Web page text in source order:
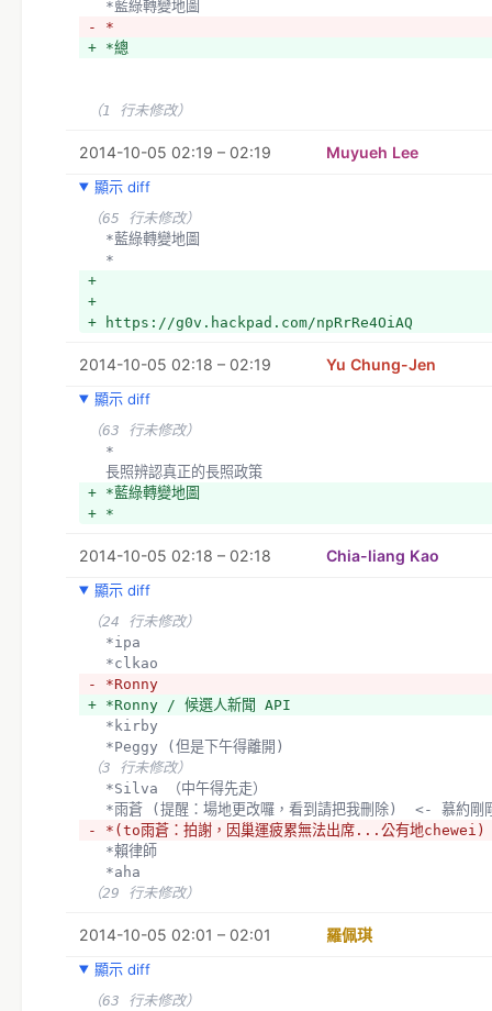
  *藍綠轉變地圖
- *
+ *總
（1 行未修改）
2014-10-05 02:19 – 02:19 Muyueh Lee
顯示 diff
（65 行未修改）
  *藍綠轉變地圖
  *
+
+
+ https://g0v.hackpad.com/npRrRe4OiAQ
2014-10-05 02:18 – 02:19 Yu Chung-Jen
顯示 diff
（63 行未修改）
  *
  長照辨認真正的長照政策
+ *藍綠轉變地圖
+ *
2014-10-05 02:18 – 02:18 Chia-liang Kao
顯示 diff
（24 行未修改）
  *ipa
  *clkao
- *Ronny
+ *Ronny / 候選人新聞 API
  *kirby
  *Peggy (但是下午得離開)
（3 行未修改）
  *Silva （中午得先走）
*雨蒼 (提醒：場地更改囉，看到請把我刪除)  <- 慕約剛
- *(to雨蒼：拍謝，因巢運疲累無法出席...公有地chewei)
  *賴律師
  *aha
（29 行未修改）
2014-10-05 02:01 – 02:01 羅佩琪
顯示 diff
（63 行未修改）